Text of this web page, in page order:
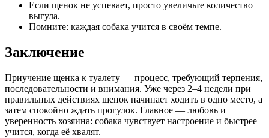
Если щенок не успевает, просто увеличьте количество
выгула.
Помните: каждая собака учится в своём темпе.
Заключение
Приучение щенка к туалету — процесс, требующий терпения,
последовательности и внимания. Уже через 2–4 недели при
правильных действиях щенок начинает ходить в одно место, а
затем спокойно ждать прогулок. Главное — любовь и
уверенность хозяина: собака чувствует настроение и быстрее
учится, когда её хвалят.